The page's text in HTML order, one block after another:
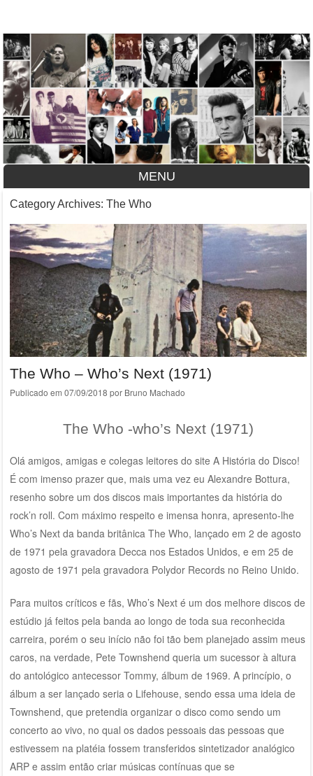
A História do Disco
MENU
Skip to content
Category Archives: The Who
The Who – Who’s Next (1971)
Publicado em 07/09/2018 por Bruno Machado
The Who -who’s Next (1971)
Olá amigos, amigas e colegas leitores do site A História do Disco!
É com imenso prazer que, mais uma vez eu Alexandre Bottura,
resenho sobre um dos discos mais importantes da história do
rock’n roll. Com máximo respeito e imensa honra, apresento-lhe
Who’s Next da banda britânica The Who, lançado em 2 de agosto
de 1971 pela gravadora Decca nos Estados Unidos, e em 25 de
agosto de 1971 pela gravadora Polydor Records no Reino Unido.
Para muitos críticos e fãs, Who’s Next é um dos melhore discos de
estúdio já feitos pela banda ao longo de toda sua reconhecida
carreira, porém o seu início não foi tão bem planejado assim meus
caros, na verdade, Pete Townshend queria um sucessor à altura
do antológico antecessor Tommy, álbum de 1969. A princípio, o
álbum a ser lançado seria o Lifehouse, sendo essa uma ideia de
Townshend, que pretendia organizar o disco como sendo um
concerto ao vivo, no qual os dados pessoais das pessoas que
estivessem na platéia fossem transferidos sintetizador analógico
ARP e assim então criar músicas contínuas que se